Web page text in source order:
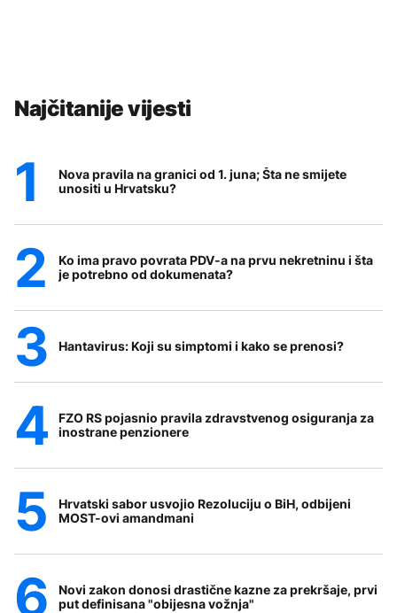
Najčitanije vijesti
Nova pravila na granici od 1. juna; Šta ne smijete
unositi u Hrvatsku?
Ko ima pravo povrata PDV-a na prvu nekretninu i šta
je potrebno od dokumenata?
Hantavirus: Koji su simptomi i kako se prenosi?
FZO RS pojasnio pravila zdravstvenog osiguranja za
inostrane penzionere
Hrvatski sabor usvojio Rezoluciju o BiH, odbijeni
MOST-ovi amandmani
Novi zakon donosi drastične kazne za prekršaje, prvi
put definisana "obijesna vožnja"